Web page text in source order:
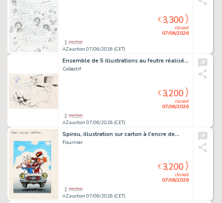
AZ auction 07/06/2026 (CET)
closed
07/06/2026
€3,300
Ensemble de 5 illustrations au feutre réalisées…
Collectif
AZ auction 07/06/2026 (CET)
closed
07/06/2026
€3,200
Spirou, illustration sur carton à l'encre de…
Fournier
AZ auction 07/06/2026 (CET)
closed
07/06/2026
€3,200